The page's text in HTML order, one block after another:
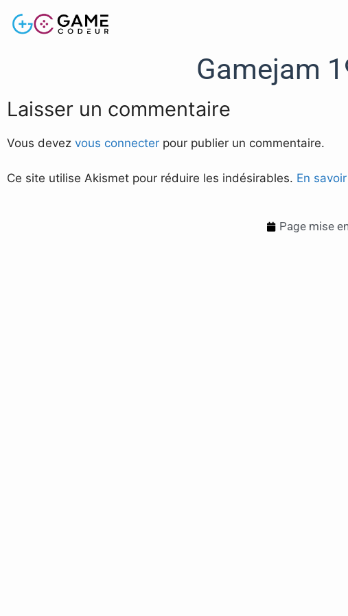
Gamejam
Laisser un commentaire
Vous devez vous connecter pour publier un commentaire.
Ce site utilise Akismet pour réduire les indésirables. En
Page mise